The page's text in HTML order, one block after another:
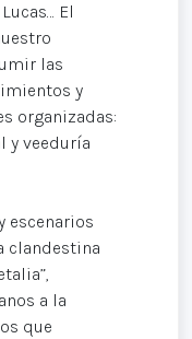
El
las
y
organizadas:
y veeduría
escenarios
clandestina
a la
que